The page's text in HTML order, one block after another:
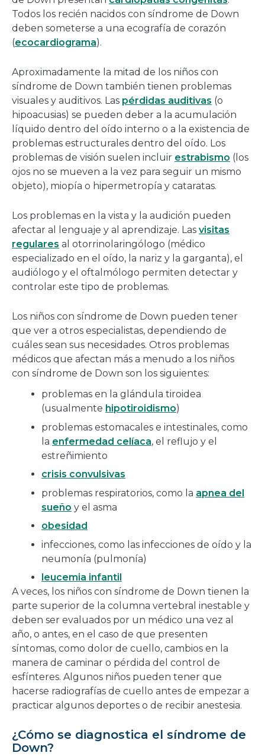
Todos los recién nacidos con síndrome de Down
deben someterse a una ecografía de corazón
(ecocardiograma).
Aproximadamente la mitad de los niños con
síndrome de Down también tienen problemas
visuales y auditivos. Las pérdidas auditivas (o
hipoacusias) se pueden deber a la acumulación
líquido dentro del oído interno o a la existencia de
problemas estructurales dentro del oído. Los
problemas de visión suelen incluir estrabismo (los
ojos no se mueven a la vez para seguir un mismo
objeto), miopía o hipermetropía y cataratas.
Los problemas en la vista y la audición pueden
afectar al lenguaje y al aprendizaje. Las visitas
regulares al otorrinolaringólogo (médico
especializado en el oído, la nariz y la garganta), el
audiólogo y el oftalmólogo permiten detectar y
controlar este tipo de problemas.
Los niños con síndrome de Down pueden tener
que ver a otros especialistas, dependiendo de
cuáles sean sus necesidades. Otros problemas
médicos que afectan más a menudo a los niños
con síndrome de Down son los siguientes:
problemas en la glándula tiroidea
(usualmente hipotiroidismo)
problemas estomacales e intestinales, como
la enfermedad celíaca, el reflujo y el
estreñimiento
crisis convulsivas
problemas respiratorios, como la apnea del
sueño y el asma
obesidad
infecciones, como las infecciones de oído y la
neumonía (pulmonía)
leucemia infantil
A veces, los niños con síndrome de Down tienen la
parte superior de la columna vertebral inestable y
deben ser evaluados por un médico una vez al
año, o antes, en el caso de que presenten
síntomas, como dolor de cuello, cambios en la
manera de caminar o pérdida del control de
esfínteres. Algunos niños pueden tener que
hacerse radiografías de cuello antes de empezar a
practicar algunos deportes o de recibir anestesia.
¿Cómo se diagnostica el síndrome de
Down?